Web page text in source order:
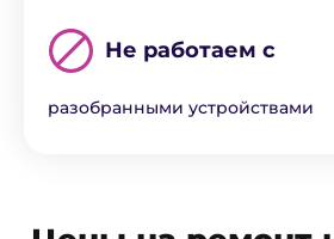
Не работаем с
разобранными устройствами